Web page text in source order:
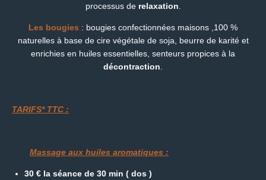
processus de relaxation
Les bougies : bougies confectionnées maisons ,100 %
naturelles à base de cire végétale de soja, beurre de karité et
enrichies en huiles essentielles, senteurs propices à la
décontraction
TARIFS* TTC :
Massage aux huiles aromatiques :
30 € la séance de 30 min ( dos )